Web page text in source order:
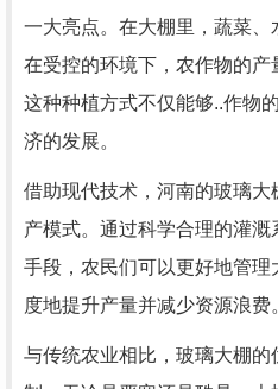
一大亮点。在大棚里，蔬菜、
在受控的环境下，农作物的产
这种种植方式不仅能够..作物
济的发展。
借助现代技术，河南的玻璃
产模式。通过科学合理的灌
手段，农民们可以更好地管
度地提升产量并减少资源浪费
与传统农业相比，玻璃大棚